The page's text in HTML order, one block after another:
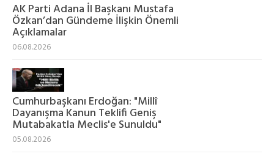
AK Parti Adana İl Başkanı Mustafa
Özkan’dan Gündeme İlişkin Önemli
Açıklamalar
06.08.2026
Cumhurbaşkanı Erdoğan: "Millî
Dayanışma Kanun Teklifi Geniş
Mutabakatla Meclis'e Sunuldu"
05.08.2026